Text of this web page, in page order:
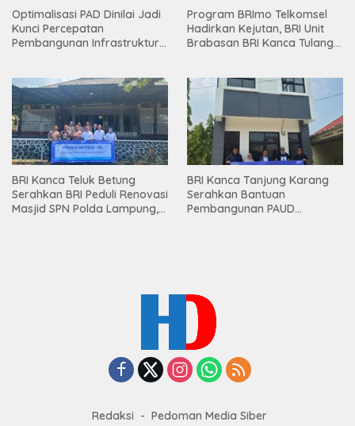
Optimalisasi PAD Dinilai Jadi
Kunci Percepatan
Pembangunan Infrastruktur
Program BRImo Telkomsel
Hadirkan Kejutan, BRI Unit
Brabasan BRI Kanca Tulang
Mesuji
BRI Kanca Teluk Betung
Serahkan BRI Peduli Renovasi
Masjid SPN Polda Lampung,
BRI Kanca Tanjung Karang
Serahkan Bantuan
Pembangunan PAUD
Redaksi Pedoman Media Siber